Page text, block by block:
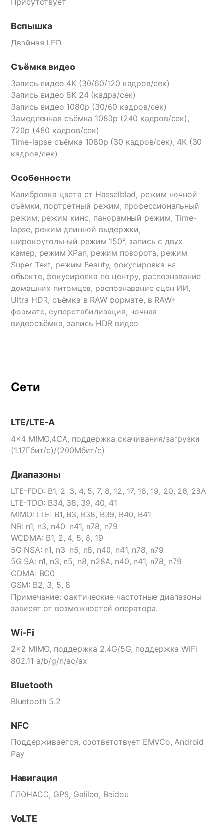
Вспышка
Двойная LED
Съёмка видео
Запись видео 4K (30/60/120 кадров/сек)
Запись видео 8K 24 (кадра/сек)
Запись видео 1080p (30/60 кадров/сек)
Замедленная съёмка 1080p (240 кадров/сек),
720p (480 кадров/сек)
Time-lapse съёмка 1080p (30 кадров/сек), 4K (30
кадров/сек)
Особенности
Калибровка цвета от Hasselblad, режим ночной
съёмки, портретный режим, профессиональный
режим, режим кино, панорамный режим, Time-
lapse, режим длинной выдержки,
широкоугольный режим 150°, запись с двух
камер, режим XPan, режим поворота, режим
Super Text, режим Beauty, фокусировка на
объекте, фокусировка по центру, распознавание
домашних питомцев, распознавание сцен ИИ,
Ultra HDR, съёмка в RAW формате, в RAW+
формате, суперстабилизация, ночная
видеосъёмка, запись HDR видео
Сети
LTE/LTE-A
4x4 MIMO,4CA, поддержка скачивания/загрузки
(1.17Гбит/с)/(200Мбит/с)
Диапазоны
LTE-FDD: B1, 2, 3, 4, 5, 7, 8, 12, 17, 18, 19, 20, 26, 28A
LTE-TDD: B34, 38, 39, 40, 41
MIMO: LTE: B1, B3, B38, B39, B40, B41
NR: n1, n3, n40, n41, n78, n79
WCDMA: B1, 2, 4, 5, 8, 19
5G NSA: n1, n3, n5, n8, n40, n41, n78, n79
5G SA: n1, n3, n5, n8, n28A, n40, n41, n78, n79
CDMA: BC0
GSM: B2, 3, 5, 8
Примечание: фактические частотные диапазоны
зависят от возможностей оператора.
Wi-Fi
2×2 MIMO, поддержка 2.4G/5G, поддержка WiFi
802.11 a/b/g/n/ac/ax
Bluetooth
Bluetooth 5.2
NFC
Поддерживается, соответствует EMVCo, Android
Pay
Навигация
ГЛОНАСС, GPS, Galileo, Beidou
VoLTE